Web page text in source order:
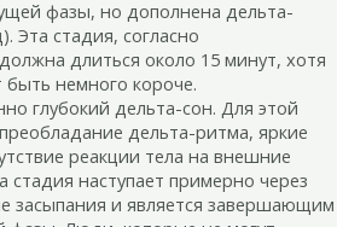
фазы, но дополнена дельта-
Эта стадия, согласно
длиться около 15 минут, хотя
немного короче.
глубокий дельта-сон. Для этой
дельта-ритма, яркие
реакции тела на внешние
стадия наступает примерно через
засыпания и является завершающим